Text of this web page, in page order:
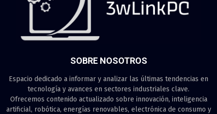
SOBRE NOSOTROS
Espacio dedicado a informar y analizar las últimas tendencias en
tecnología y avances en sectores industriales clave.
Ofrecemos contenido actualizado sobre innovación, inteligencia
artificial, robótica, energías renovables, electrónica de consumo y